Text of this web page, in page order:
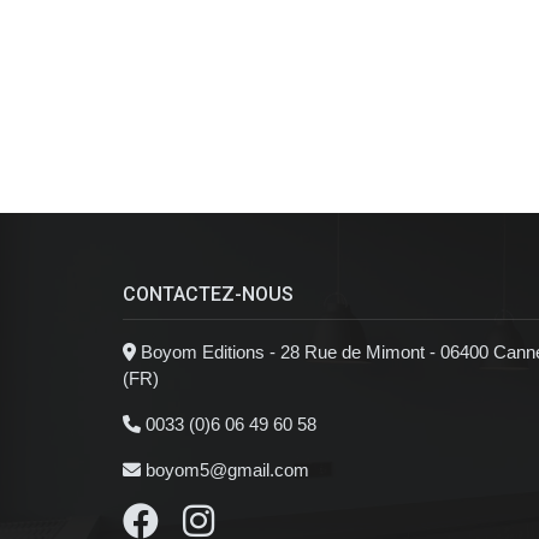
CONTACTEZ-NOUS
Boyom Editions - 28 Rue de Mimont - 06400
(FR)
0033 (0)6 06 49 60 58
boyom5@gmail.com